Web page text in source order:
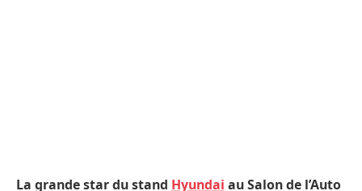
La grande star du stand Hyundai au Salon de l’Auto